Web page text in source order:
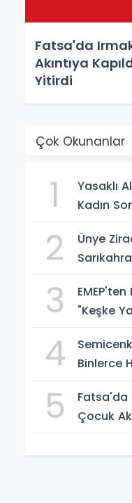
Fatsa'da
Akıntıya
Yitirdi
Çok Okunanlar
1
Yasaklı
Kadın
2
Ünye
3
EMEP'ten
"Keşke
4
Binlerce
5
Fatsa'da
Çocuk